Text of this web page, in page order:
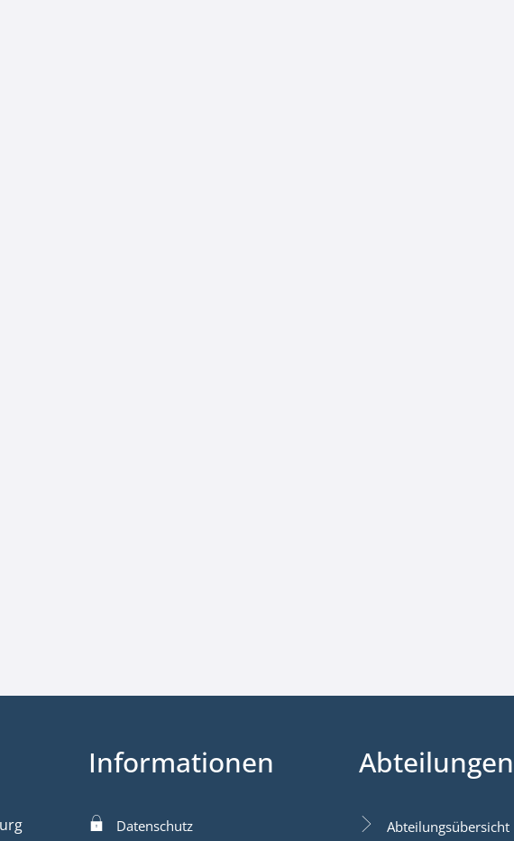
Informationen
Datenschutz
Abteilungen
Abteilungsübersicht